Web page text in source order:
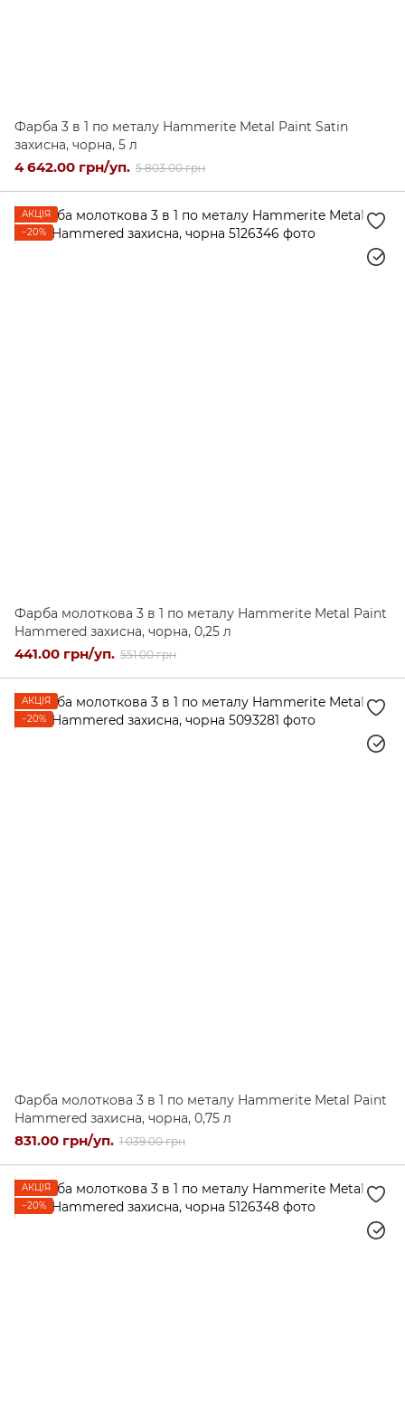
Фарба 3 в 1 по металу Hammerite Metal Paint Satin
захисна, чорна, 5 л
4 642.00 грн/уп. 5 803.00 грн
АКЦІЯ
−20%
Фарба молоткова 3 в 1 по металу Hammerite Metal Paint
Hammered захисна, чорна, 0,25 л
441.00 грн/уп. 551.00 грн
АКЦІЯ
−20%
Фарба молоткова 3 в 1 по металу Hammerite Metal Paint
Hammered захисна, чорна, 0,75 л
831.00 грн/уп. 1 039.00 грн
АКЦІЯ
−20%